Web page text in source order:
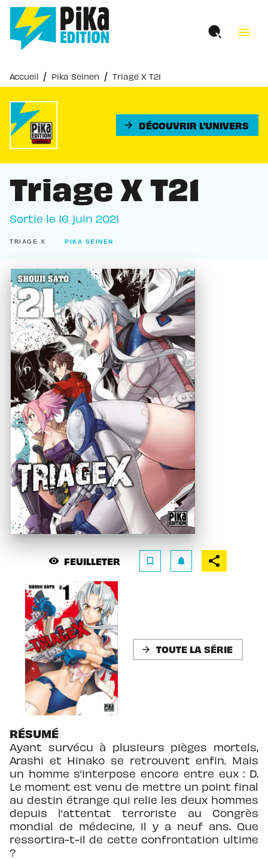
MENU RECHERCHE
PIED DE PAGE
menu
Accueil / Pika Seinen / Triage X T21
arrow_forward DÉCOUVRIR L'UNIVERS
Triage X T21
Sortie le 16 juin 2021
TRIAGE X PIKA SEINEN
visibility FEUILLETER bookmark_border notifications
arrow_forward TOUTE LA SÉRIE
RÉSUMÉ
Ayant survécu à plusieurs pièges mortels,
Arashi et Hinako se retrouvent enfin. Mais
un homme s’interpose encore entre eux : D.
Le moment est venu de mettre un point final
au destin étrange qui relie les deux hommes
depuis l’attentat terroriste au Congrès
mondial de médecine, il y a neuf ans. Que
ressortira-t-il de cette confrontation ultime
?